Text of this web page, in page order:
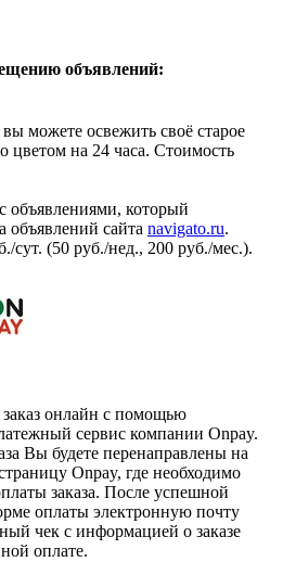
объявлений:
можете освежить своё старое
цветом на 24 часа. Стоимость
объявлениями, который
объявлений сайта navigato.ru.
сут. (50 руб./нед., 200 руб./мес.).
онлайн с помощью
сервис компании Onpay.
Вы будете перенаправлены на
Onpay, где необходимо
заказа. После успешной
оплаты электронную почту
чек с информацией о заказе
оплате.